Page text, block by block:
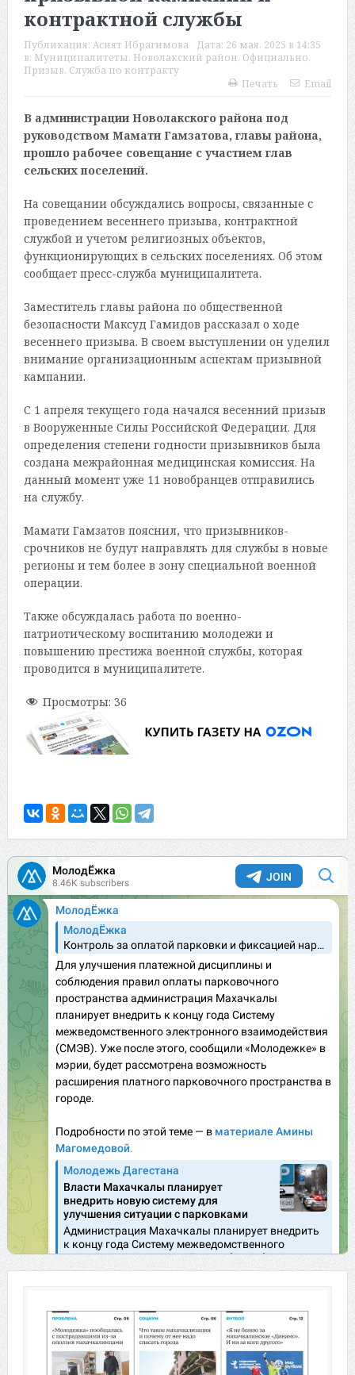
контрактной службы
Публикация: Асият Ибрагимова Дата: 26 мая, 2025 в 14:35
в: Муниципалитеты, Новолакский район, Официально,
Призыв, Служба по контракту
Печать
Email
В администрации Новолакского района под
руководством Мамати Гамзатова, главы района,
прошло рабочее совещание с участием глав
сельских поселений.
На совещании обсуждались вопросы, связанные с
проведением весеннего призыва, контрактной
службой и учетом религиозных объектов,
функционирующих в сельских поселениях. Об этом
сообщает пресс-служба муниципалитета.
Заместитель главы района по общественной
безопасности Максуд Гамидов рассказал о ходе
весеннего призыва. В своем выступлении он уделил
внимание организационным аспектам призывной
кампании.
С 1 апреля текущего года начался весенний призыв
в Вооруженные Силы Российской Федерации. Для
определения степени годности призывников была
создана межрайонная медицинская комиссия. На
данный момент уже 11 новобранцев отправились
на службу.
Мамати Гамзатов пояснил, что призывников-
срочников не будут направлять для службы в новые
регионы и тем более в зону специальной военной
операции.
Также обсуждалась работа по военно-
патриотическому воспитанию молодежи и
повышению престижа военной службы, которая
проводится в муниципалитете.
Просмотры: 36